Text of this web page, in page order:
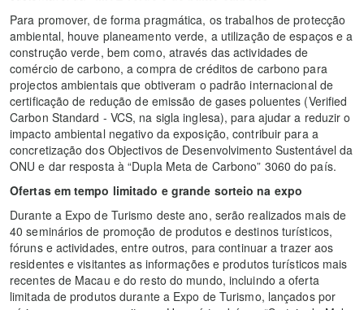
Para promover, de forma pragmática, os trabalhos de protecção
ambiental, houve planeamento verde, a utilização de espaços e a
construção verde, bem como, através das actividades de
comércio de carbono, a compra de créditos de carbono para
projectos ambientais que obtiveram o padrão internacional de
certificação de redução de emissão de gases poluentes (Verified
Carbon Standard - VCS, na sigla inglesa), para ajudar a reduzir o
impacto ambiental negativo da exposição, contribuir para a
concretização dos Objectivos de Desenvolvimento Sustentável da
ONU e dar resposta à “Dupla Meta de Carbono” 3060 do país.
Ofertas em tempo limitado e grande sorteio na expo
Durante a Expo de Turismo deste ano, serão realizados mais de
40 seminários de promoção de produtos e destinos turísticos,
fóruns e actividades, entre outros, para continuar a trazer aos
residentes e visitantes as informações e produtos turísticos mais
recentes de Macau e do resto do mundo, incluindo a oferta
limitada de produtos durante a Expo de Turismo, lançados por